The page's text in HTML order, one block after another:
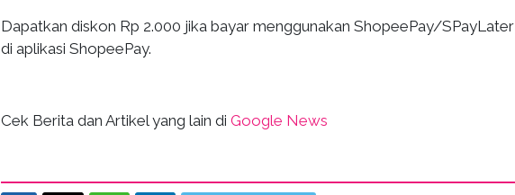
Dapatkan diskon Rp 2.000 jika bayar menggunakan ShopeePay/SPayLater
di aplikasi ShopeePay.
Cek Berita dan Artikel yang lain di Google News